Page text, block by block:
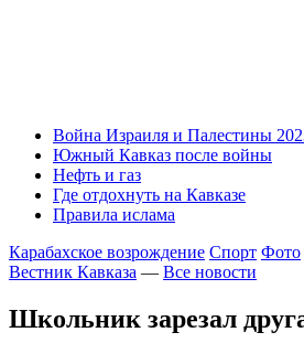
Война Израиля и Палестины
Южный Кавказ после войны
Нефть и газ
Где отдохнуть на Кавказе
Правила ислама
Карабахское возрождение Спорт Фото
Вестник Кавказа — Все новости
Школьник зарезал